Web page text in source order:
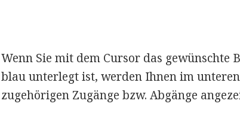
Wenn Sie mit dem Cursor das gewünschte
blau unterlegt ist, werden Ihnen im
zugehörigen Zugänge bzw. Abgänge